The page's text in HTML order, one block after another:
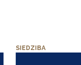
SIEDZIBA